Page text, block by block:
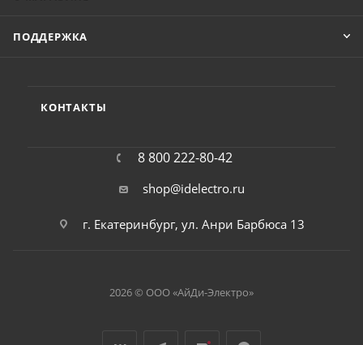
ПОДДЕРЖКА
КОНТАКТЫ
8 800 222-80-42
shop@idelectro.ru
г. Екатеринбург, ул. Анри Барбюса 13
2026 © ООО «АйДи-Электро»